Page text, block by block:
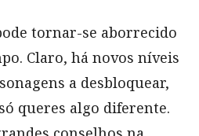
tornar-se aborrecido
Claro, há novos níveis
a desbloquear,
queres algo diferente.